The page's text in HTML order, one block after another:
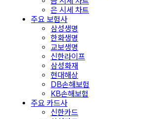
은 시세 차트
주요 보험사
삼성생명
한화생명
교보생명
신한라이프
삼성화재
현대해상
DB손해보험
KB손해보험
주요 카드사
신한카드